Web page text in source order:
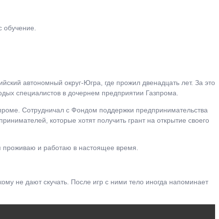
автономный округ-Югра, где прожил двенадцать лет. За это
специалистов в дочернем предприятии Газпрома.
Сотрудничал с Фондом поддержки предпринимательства
которые хотят получить грант на открытие своего
проживаю и работаю в настоящее время.
не дают скучать. После игр с ними тело иногда напоминает